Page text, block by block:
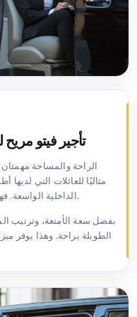
تأجير فيتو
الراحة والمساحة
مثاليًا للعائلات التي
الداخلية الواسعة. فهي توفر إمكانية التنقل براحة طوال الرحلة.
بفضل سعة الأمتعة، وترتيب
الطويلة براحة. وهذا يوفر